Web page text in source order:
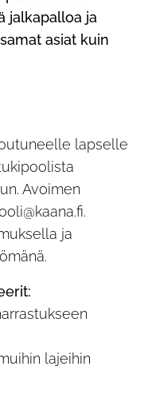
jalkapalloa ja
asiat kuin
lapselle
Avoimen
ja
lajeihin